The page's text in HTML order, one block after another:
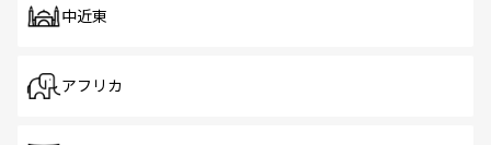
中近東
アフリカ